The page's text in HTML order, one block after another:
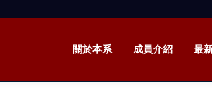
關於本系 成員介紹 最